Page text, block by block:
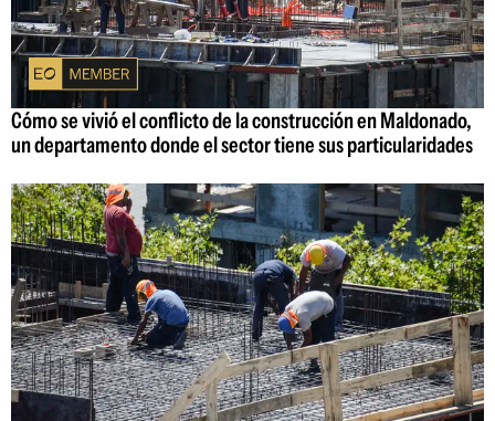
Cómo se vivió el conflicto de la construcción en Maldonado,
un departamento donde el sector tiene sus particularidades